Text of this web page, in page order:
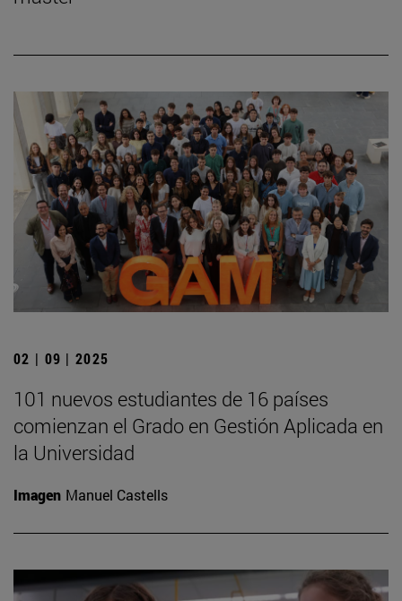
02 | 09 | 2025
101 nuevos estudiantes de 16 países
comienzan el Grado en Gestión Aplicada en
la Universidad
Imagen Manuel Castells